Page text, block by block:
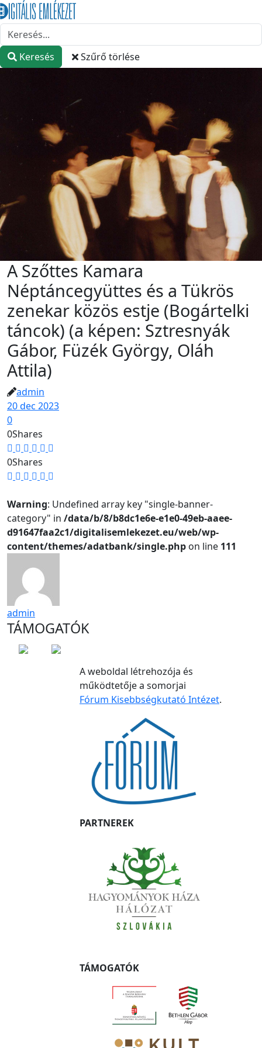
Keresés Szűrő törlése
A Szőttes Kamara
Néptáncegyüttes és a Tükrös
zenekar közös estje (Bogártelki
táncok) (a képen: Sztresnyák
Gábor, Füzék György, Oláh
Attila)
admin
20 dec 2023
0
0Shares
0Shares
Warning: Undefined array key "single-banner-
category" in /data/b/8/b8dc1e6e-e1e0-49eb-aaee-
d91647faa2c1/digitalisemlekezet.eu/web/wp-
content/themes/adatbank/single.php on line 111
admin
TÁMOGATÓK
A weboldal létrehozója és
működtetője a somorjai
Fórum Kisebbségkutató Intézet.
PARTNEREK
TÁMOGATÓK